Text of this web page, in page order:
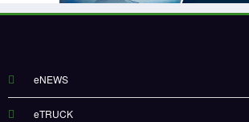
eNEWS
eTRUCK